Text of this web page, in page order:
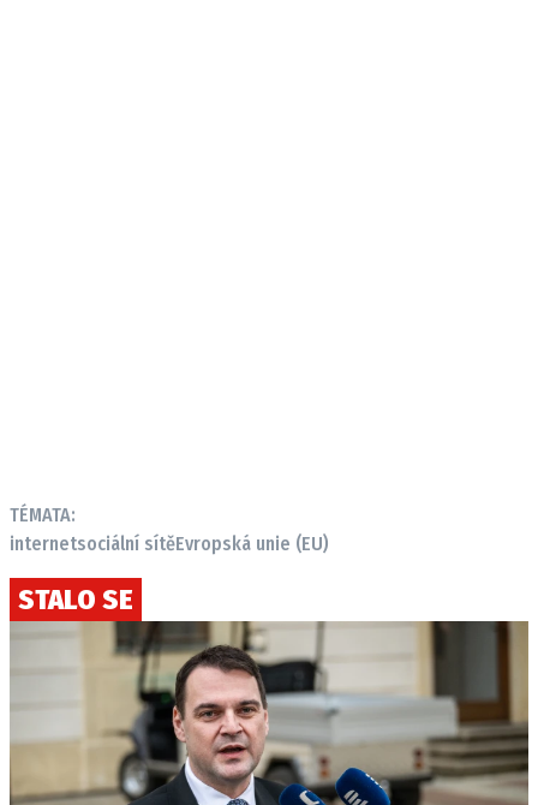
TÉMATA:
internetsociální sítěEvropská unie (EU)
STALO SE